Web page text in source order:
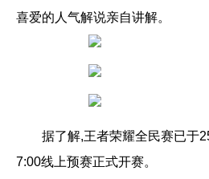
喜爱的人气解说亲自讲解。
据了解,王者荣耀全民赛已于
7:00线上预赛正式开赛。